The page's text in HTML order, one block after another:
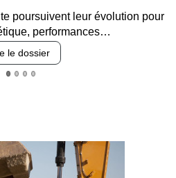
des accès, durabilité des
et intégration…
le dossier